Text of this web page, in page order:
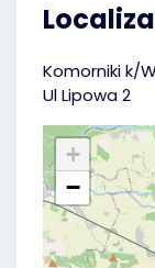
Komorniki k/
Ul Lipowa 2
+
−